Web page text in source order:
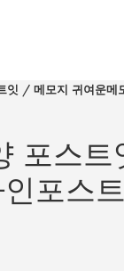
잇 / 메모지 귀여운메
포스
포스